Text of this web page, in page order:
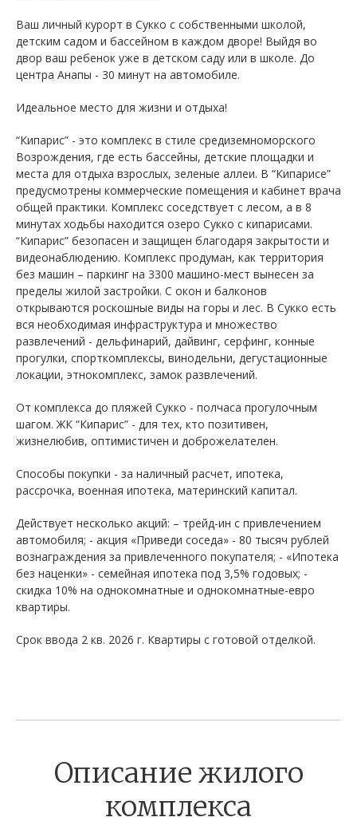
Ваш личный курорт в Сукко с собственными школой,
детским садом и бассейном в каждом дворе! Выйдя во
двор ваш ребенок уже в детском саду или в школе. До
центра Анапы - 30 минут на автомобиле.
Идеальное место для жизни и отдыха!
“Кипарис” - это комплекс в стиле средиземноморского
Возрождения, где есть бассейны, детские площадки и
места для отдыха взрослых, зеленые аллеи. В “Кипарисе”
предусмотрены коммерческие помещения и кабинет врача
общей практики. Комплекс соседствует с лесом, а в 8
минутах ходьбы находится озеро Сукко с кипарисами.
“Кипарис” безопасен и защищен благодаря закрытости и
видеонаблюдению. Комплекс продуман, как территория
без машин – паркинг на 3300 машино-мест вынесен за
пределы жилой застройки. С окон и балконов
открываются роскошные виды на горы и лес. В Сукко есть
вся необходимая инфраструктура и множество
развлечений - дельфинарий, дайвинг, серфинг, конные
прогулки, спорткомплексы, винодельни, дегустационные
локации, этнокомплекс, замок развлечений.
От комплекса до пляжей Сукко - полчаса прогулочным
шагом. ЖК “Кипарис” - для тех, кто позитивен,
жизнелюбив, оптимистичен и доброжелателен.
Способы покупки - за наличный расчет, ипотека,
рассрочка, военная ипотека, материнский капитал.
Действует несколько акций: – трейд-ин с привлечением
автомобиля; - акция «Приведи соседа» - 80 тысяч рублей
вознаграждения за привлеченного покупателя; - «Ипотека
без наценки» - семейная ипотека под 3,5% годовых; -
скидка 10% на однокомнатные и однокомнатные-евро
квартиры.
Срок ввода 2 кв. 2026 г. Квартиры с готовой отделкой.
Описание жилого
комплекса